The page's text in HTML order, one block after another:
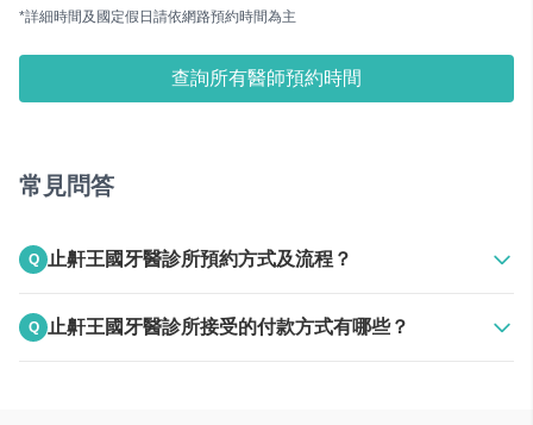
*詳細時間及國定假日請依網路預約時間為主
查詢所有醫師預約時間
常見問答
Q 止鼾王國牙醫診所預約方式及流程？
Q 止鼾王國牙醫診所接受的付款方式有哪些？